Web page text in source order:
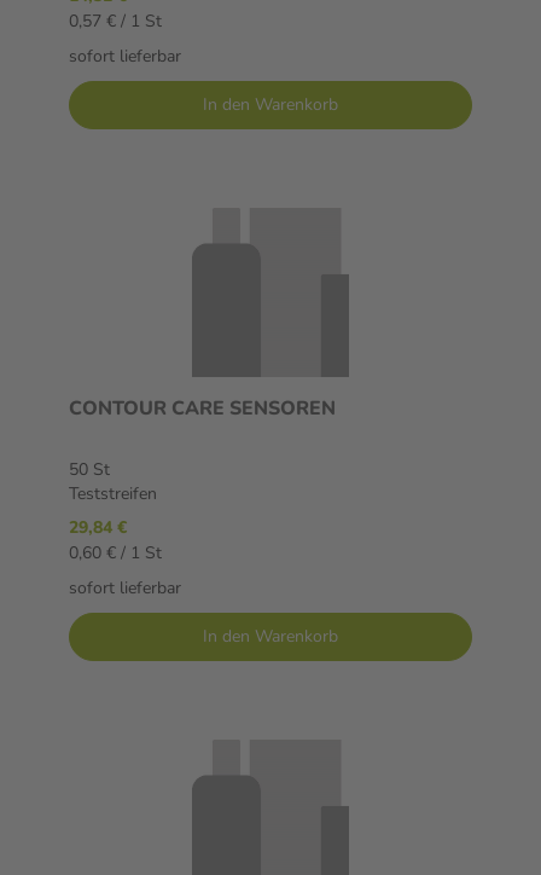
0,57 € / 1 St
sofort lieferbar
In den Warenkorb
CONTOUR CARE SENSOREN
50 St
Teststreifen
29,84 €
0,60 € / 1 St
sofort lieferbar
In den Warenkorb